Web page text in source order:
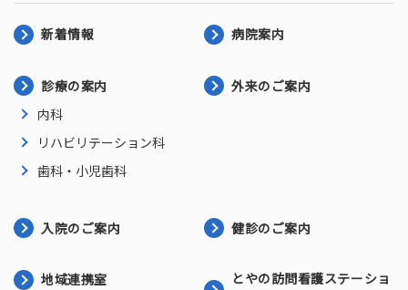
新着情報 病院案内
診療の案内
内科
リハビリテーション科
歯科・小児歯科
外来のご案内
入院のご案内 健診のご案内
地域連携室
とやの訪問看護ステーショ